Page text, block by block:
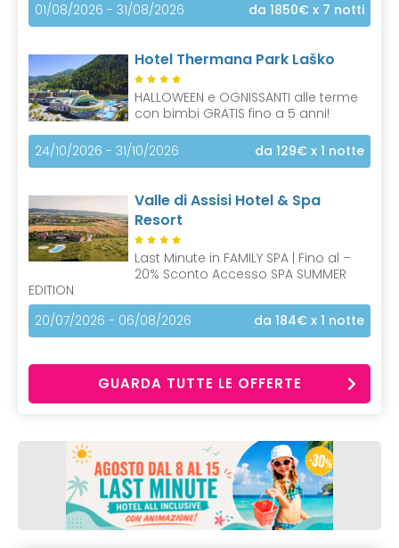
01/08/2026 - 31/08/2026 da 1850€ x 7 notti
Hotel Thermana Park Laško
HALLOWEEN e OGNISSANTI alle terme
con bimbi GRATIS fino a 5 anni!
24/10/2026 - 31/10/2026 da 129€ x 1 notte
Valle di Assisi Hotel & Spa
Resort
Last Minute in FAMILY SPA | Fino al –
20% Sconto Accesso SPA SUMMER
EDITION
20/07/2026 - 06/08/2026
da 184€ x 1 notte
GUARDA TUTTE LE OFFERTE